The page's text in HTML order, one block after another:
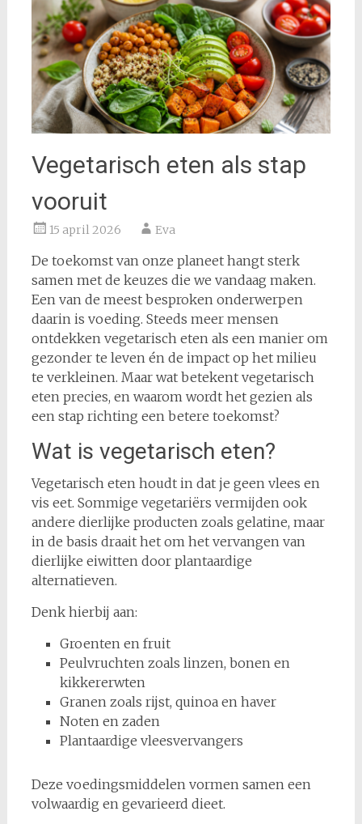
Vegetarisch eten als stap
vooruit
15 april 2026 Eva
De toekomst van onze planeet hangt sterk
samen met de keuzes die we vandaag maken.
Een van de meest besproken onderwerpen
daarin is voeding. Steeds meer mensen
ontdekken vegetarisch eten als een manier om
gezonder te leven én de impact op het milieu
te verkleinen. Maar wat betekent vegetarisch
eten precies, en waarom wordt het gezien als
een stap richting een betere toekomst?
Wat is vegetarisch eten?
Vegetarisch eten houdt in dat je geen vlees en
vis eet. Sommige vegetariërs vermijden ook
andere dierlijke producten zoals gelatine, maar
in de basis draait het om het vervangen van
dierlijke eiwitten door plantaardige
alternatieven.
Denk hierbij aan:
Groenten en fruit
Peulvruchten zoals linzen, bonen en
kikkererwten
Granen zoals rijst, quinoa en haver
Noten en zaden
Plantaardige vleesvervangers
Deze voedingsmiddelen vormen samen een
volwaardig en gevarieerd dieet.